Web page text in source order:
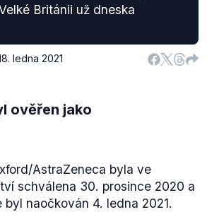
Británii už dneska
ledna 2021
ověřen jako
AstraZeneca byla ve
schválena 30. prosince 2020 a
naočkován 4. ledna 2021.